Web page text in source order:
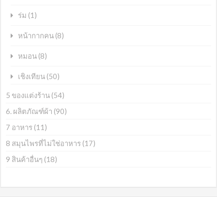
ร่ม (1)
หน้ากากคน (8)
หมอน (8)
เชิงเทียน (50)
5 ของแต่งร้าน (54)
6. ผลิตภัณฑ์ผ้า (90)
7 อาหาร (11)
8 สมุนไพรที่ไม่ใช่อาหาร (17)
9 สินค้าอื่นๆ (18)